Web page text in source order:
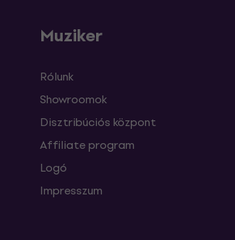
Muziker
Rólunk
Showroomok
Disztribúciós központ
Affiliate program
Logó
Impresszum